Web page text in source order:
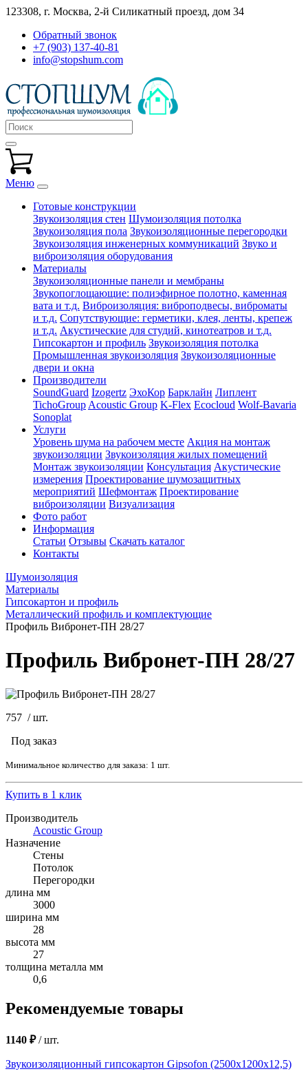
123308, г. Москва, 2-й Силикатный проезд, дом 34
Обратный звонок
+7 (903) 137-40-81
info@stopshum.com
Меню
Готовые конструкции
Звукоизоляция стен Шумоизоляция потолка
Звукоизоляция пола Звукоизоляционные перегородки
Звукоизоляция инженерных коммуникаций Звуко и
виброизоляция оборудования
Материалы
Звукоизоляционные панели и мембраны
Звукопоглощающие: полиэфирное полотно, каменная
вата и т.д. Виброизоляция: виброподвесы, виброматы
и т.д. Сопутствующие: герметики, клея, ленты, крепеж
и т.д. Акустические для студий, кинотеатров и т.д.
Гипсокартон и профиль Звукоизоляция потолка
Промышленная звукоизоляция Звукоизоляционные
двери и окна
Производители
SoundGuard Izogertz ЭхоКор Барклайн Липлент
TichoGroup Acoustic Group K-Flex Ecocloud Wolf-Bavaria
Sonoplat
Услуги
Уровень шума на рабочем месте Акция на монтаж
звукоизоляции Звукоизоляция жилых помещений
Монтаж звукоизоляции Консультация Акустические
измерения Проектирование шумозащитных
мероприятий Шефмонтаж Проектирование
виброизоляции Визуализация
Фото работ
Информация
Статьи Отзывы Скачать каталог
Контакты
Шумоизоляция
Материалы
Гипсокартон и профиль
Металлический профиль и комплектующие
Профиль Вибронет-ПН 28/27
Профиль Вибронет-ПН 28/27
757 /шт.
Под заказ
Минимальное количество для заказа: 1 шт.
Купить в 1 клик
Производитель
Acoustic Group
Назначение
Стены
Потолок
Перегородки
длина мм
3000
ширина мм
28
высота мм
27
толщина металла мм
0,6
Рекомендуемые товары
1140 ₽/шт.
Звукоизоляционный гипсокартон Gipsofon (2500х1200х12,5)